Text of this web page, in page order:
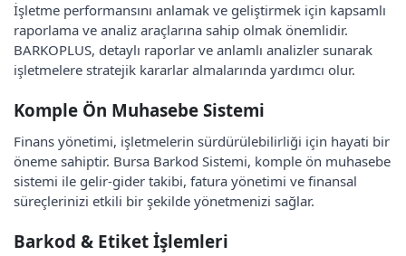
İşletme performansını anlamak ve geliştirmek için kapsamlı
raporlama ve analiz araçlarına sahip olmak önemlidir.
BARKOPLUS, detaylı raporlar ve anlamlı analizler sunarak
işletmelere stratejik kararlar almalarında yardımcı olur.
Komple Ön Muhasebe Sistemi
Finans yönetimi, işletmelerin sürdürülebilirliği için hayati bir
öneme sahiptir. Bursa Barkod Sistemi, komple ön muhasebe
sistemi ile gelir-gider takibi, fatura yönetimi ve finansal
süreçlerinizi etkili bir şekilde yönetmenizi sağlar.
Barkod & Etiket İşlemleri